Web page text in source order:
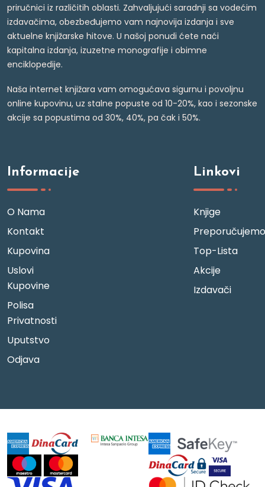
priručnici iz različitih oblasti. Zahvaljujući saradnji sa vodećim
izdavačima, obezbeđujemo vam najnovija izdanja i sve
aktuelne knjižarske hitove. U našoj ponudi ćete naći
kapitalna izdanja, izuzetne monografije i obimne
enciklopedije.
Naša internet knjižara vam omogućava sigurnu i povoljnu
online kupovinu, uz stalne popuste od 10-20%, kao i sezonske
akcije sa popustima od 30%, 40%, pa čak i 50%.
Informacije
O Nama
Kontakt
Kupovina
Uslovi
Kupovine
Polisa
Privatnosti
Uputstvo
Odjava
Linkovi
Knjige
Preporučujemo
Top-Lista
Akcije
Izdavači